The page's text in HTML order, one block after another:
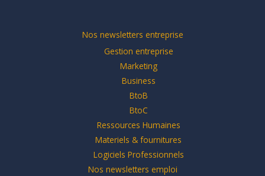
Nos newsletters entreprise
Gestion entreprise
Marketing
Business
BtoB
BtoC
Ressources Humaines
Materiels & fournitures
Logiciels Professionnels
Nos newsletters emploi